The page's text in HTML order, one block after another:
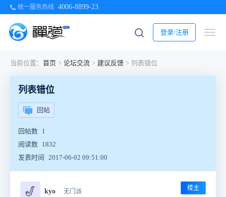
统一服务热线 4006-8899-23
登录/注册
当前位置： 首页 > 论坛交流 > 建议反馈 > 列表错位
列表错位
回帖
回帖数 1
阅读数 1832
发表时间
2017-06-02 09:51:00
🎷 kyo 无门派 楼主